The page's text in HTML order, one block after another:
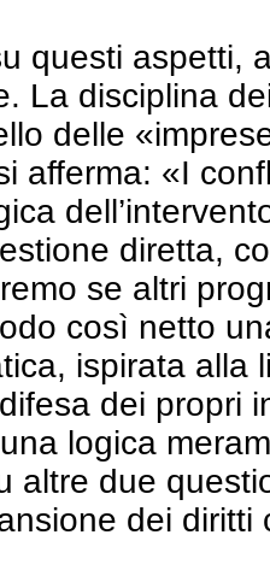
questi aspetti,
La disciplina
delle
afferma: «I
diretta,
se altri
così netto
ispirata alla
dei propri
logica
altre due
dei diritti